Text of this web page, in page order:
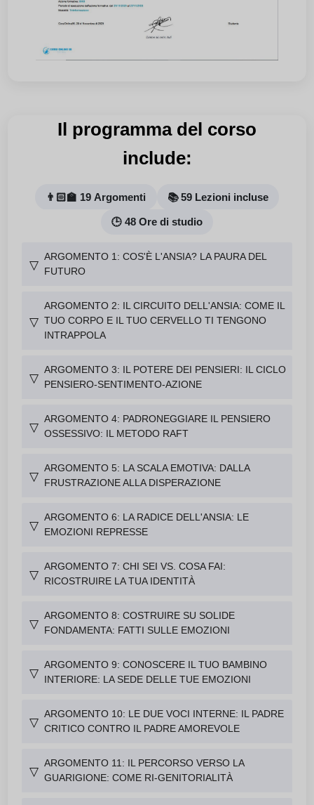
Il programma del corso
include:
👨🏻‍🏫 19 Argomenti 📚 59 Lezioni incluse
🕒 48 Ore di studio
▽
ARGOMENTO 1: COS'È L'ANSIA? LA PAURA DEL
FUTURO
▽
ARGOMENTO 2: IL CIRCUITO DELL'ANSIA: COME IL
TUO CORPO E IL TUO CERVELLO TI TENGONO
INTRAPPOLA
▽
ARGOMENTO 3: IL POTERE DEI PENSIERI: IL CICLO
PENSIERO-SENTIMENTO-AZIONE
▽
ARGOMENTO 4: PADRONEGGIARE IL PENSIERO
OSSESSIVO: IL METODO RAFT
▽
ARGOMENTO 5: LA SCALA EMOTIVA: DALLA
FRUSTRAZIONE ALLA DISPERAZIONE
▽
ARGOMENTO 6: LA RADICE DELL'ANSIA: LE
EMOZIONI REPRESSE
▽
ARGOMENTO 7: CHI SEI VS. COSA FAI:
RICOSTRUIRE LA TUA IDENTITÀ
▽
ARGOMENTO 8: COSTRUIRE SU SOLIDE
FONDAMENTA: FATTI SULLE EMOZIONI
▽
ARGOMENTO 9: CONOSCERE IL TUO BAMBINO
INTERIORE: LA SEDE DELLE TUE EMOZIONI
▽
ARGOMENTO 10: LE DUE VOCI INTERNE: IL PADRE
CRITICO CONTRO IL PADRE AMOREVOLE
▽
ARGOMENTO 11: IL PERCORSO VERSO LA
GUARIGIONE: COME RI-GENITORIALITÀ